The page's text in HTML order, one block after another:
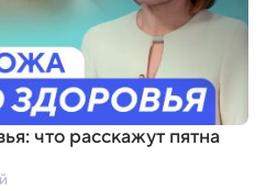
что расскажут пятна